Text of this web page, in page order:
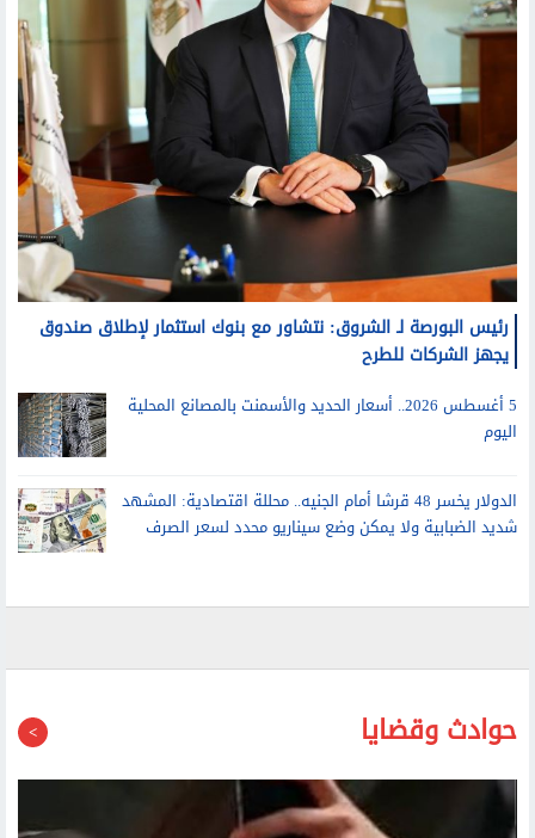
رئيس البورصة لـ الشروق: نتشاور مع بنوك استثمار لإطلاق صندوق
يجهز الشركات للطرح
5 أغسطس 2026.. أسعار الحديد والأسمنت بالمصانع المحلية
اليوم
الدولار يخسر 48 قرشا أمام الجنيه.. محللة اقتصادية: المشهد
شديد الضبابية ولا يمكن وضع سيناريو محدد لسعر الصرف
حوادث وقضايا